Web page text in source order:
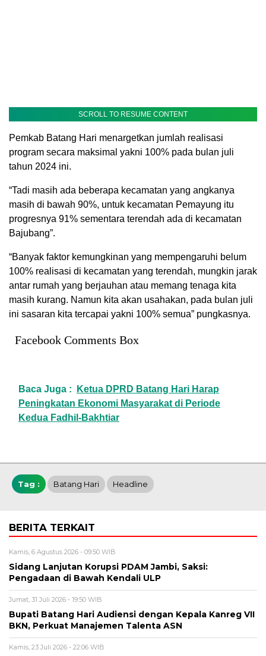
SCROLL TO RESUME CONTENT
Pemkab Batang Hari menargetkan jumlah realisasi
program secara maksimal yakni 100% pada bulan juli
tahun 2024 ini.
“Tadi masih ada beberapa kecamatan yang angkanya
masih di bawah 90%, untuk kecamatan Pemayung itu
progresnya 91% sementara terendah ada di kecamatan
Bajubang”.
“Banyak faktor kemungkinan yang mempengaruhi belum
100% realisasi di kecamatan yang terendah, mungkin jarak
antar rumah yang berjauhan atau memang tenaga kita
masih kurang. Namun kita akan usahakan, pada bulan juli
ini sasaran kita tercapai yakni 100% semua” pungkasnya.
Facebook Comments Box
Baca Juga :
Ketua DPRD Batang Hari Harap
Peningkatan Ekonomi Masyarakat di Periode
Kedua Fadhil-Bakhtiar
Tag : Batang Hari Headline
BERITA TERKAIT
Kamis, 6 Agustus 2026 - 09:50 WIB
Sidang Lanjutan Korupsi PDAM Jambi, Saksi:
Pengadaan di Bawah Kendali ULP
Jumat, 31 Juli 2026 - 19:50 WIB
Bupati Batang Hari Audiensi dengan Kepala Kanreg VII
BKN, Perkuat Manajemen Talenta ASN
Kamis, 23 Juli 2026 - 22:06 WIB